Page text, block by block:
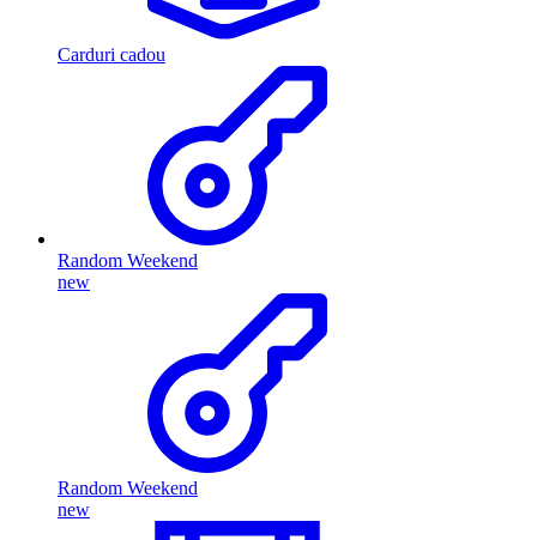
Carduri cadou
Random Weekend
new
Random Weekend
new